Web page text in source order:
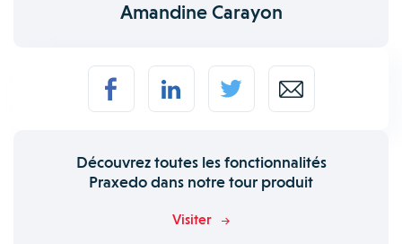
Amandine Carayon
Découvrez toutes les fonctionnalités
Praxedo dans notre tour produit
Visiter